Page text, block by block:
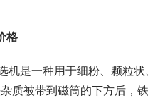
格
机是一种用于细粉、颗粒
质被带到磁筒的下方后，